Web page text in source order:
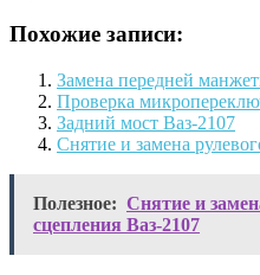
Похожие записи:
Замена передней
Проверка
Задний мост Ваз-2107
Снятие и замена
Полезное: Снятие и
сцепления Ваз-2107